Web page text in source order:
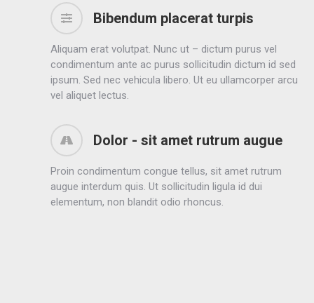
Bibendum placerat turpis
Aliquam erat volutpat. Nunc ut – dictum purus vel
condimentum ante ac purus sollicitudin dictum id sed
ipsum. Sed nec vehicula libero. Ut eu ullamcorper arcu
vel aliquet lectus.
Dolor - sit amet rutrum augue
Proin condimentum congue tellus, sit amet rutrum
augue interdum quis. Ut sollicitudin ligula id dui
elementum, non blandit odio rhoncus.